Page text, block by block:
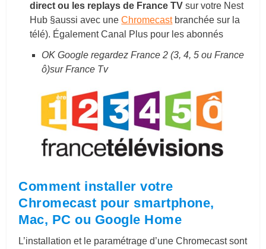
direct ou les replays de France TVsur votre Nest
Hub §aussi avec uneChromecastbranchée sur la
télé). Également Canal Plus pour les abonnés
OK Google regardez France 2 (3, 4, 5 ou France
ô)sur France Tv
Comment installer votre
Chromecast pour smartphone,
Mac, PC ou Google Home
L’installation et le paramétrage d’une Chromecast sont